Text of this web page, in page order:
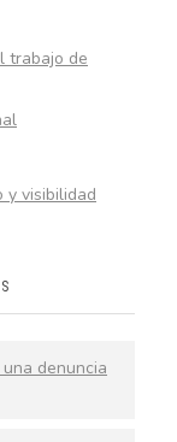
trabajo de
y visibilidad
una denuncia